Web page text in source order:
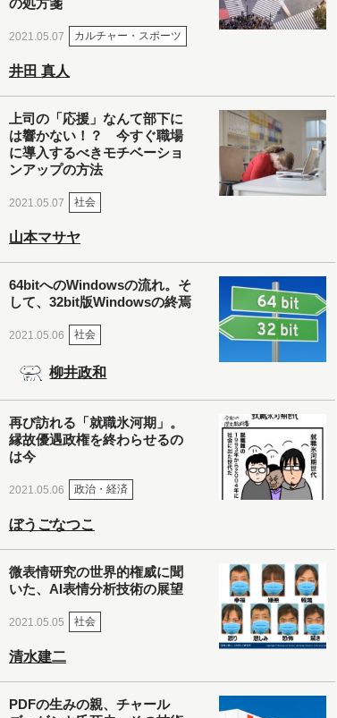
の処方箋
2021.05.07 カルチャー・スポーツ
井田 真人
上司の「応援」なんて部下に
は響かない！？ 今すぐ職場
に導入するべきモチベーショ
ンアップの方法
2021.05.07 社会
山本マサヤ
64bitへのWindowsの流れ。そ
して、32bit版Windowsの終焉
2021.05.06 社会
柳井政和
再び訪れる「就職氷河期」。
縁故優遇政権を終わらせるの
は今
2021.05.06 政治・経済
ぼうごなつこ
微表情研究の世界的権威に聞
いた、AI表情分析技術の展望
2021.05.05 社会
清水建二
PDFの生みの親、チャール